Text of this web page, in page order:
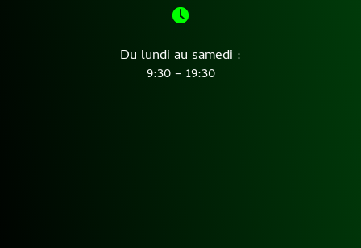
Du lundi au samedi :
9:30 – 19:30